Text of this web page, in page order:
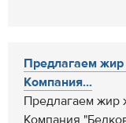
Предлагаем
Компания...
Предлагаем жир
Компания